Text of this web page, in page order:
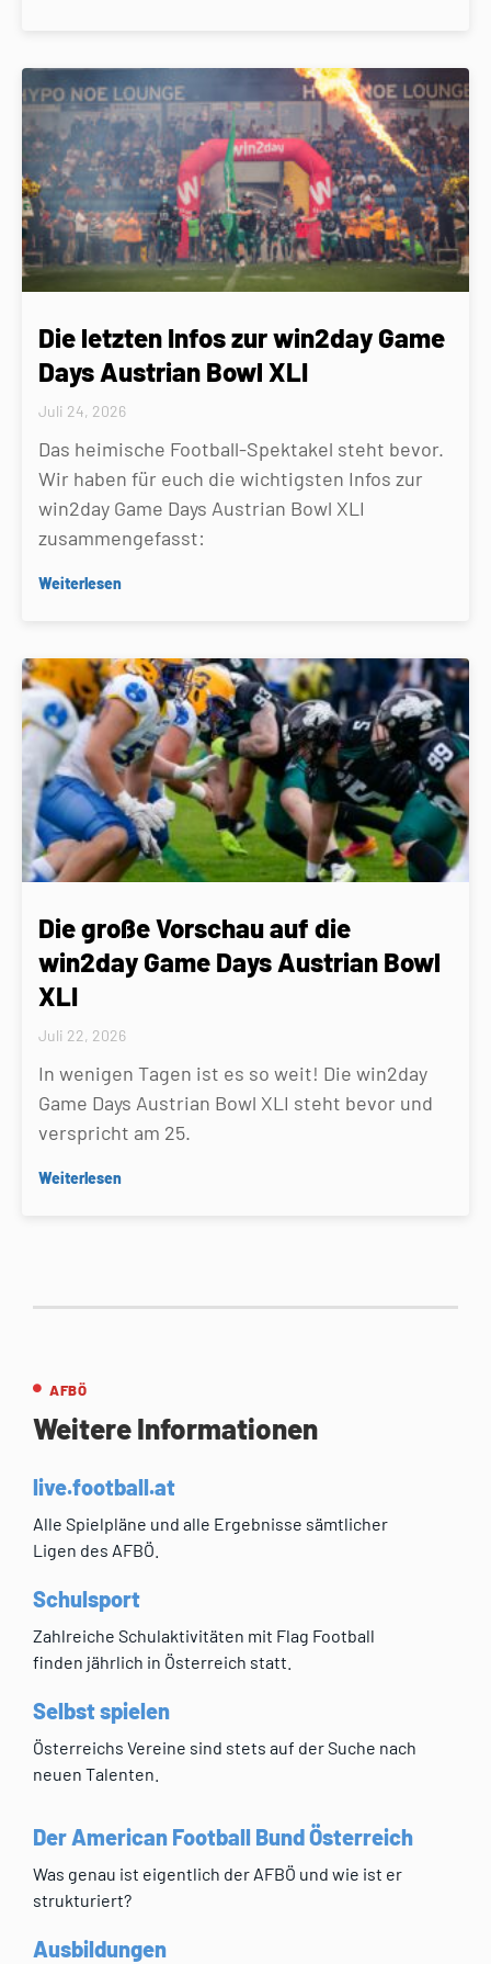
Die letzten Infos zur win2day Game
Days Austrian Bowl XLI
Juli 24, 2026
Das heimische Football-Spektakel steht bevor.
Wir haben für euch die wichtigsten Infos zur
win2day Game Days Austrian Bowl XLI
zusammengefasst:
Weiterlesen
Die große Vorschau auf die
win2day Game Days Austrian Bowl
XLI
Juli 22, 2026
In wenigen Tagen ist es so weit! Die win2day
Game Days Austrian Bowl XLI steht bevor und
verspricht am 25.
Weiterlesen
AFBÖ
Weitere Informationen
live.football.at
Alle Spielpläne und alle Ergebnisse sämtlicher
Ligen des AFBÖ.
Schulsport
Zahlreiche Schulaktivitäten mit Flag Football
finden jährlich in Österreich statt.
Selbst spielen
Österreichs Vereine sind stets auf der Suche nach
neuen Talenten.
Der American Football Bund Österreich
Was genau ist eigentlich der AFBÖ und wie ist er
strukturiert?
Ausbildungen